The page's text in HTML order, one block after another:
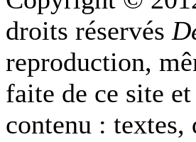
droits réservés
reproduction,
faite de ce site
contenu : textes,